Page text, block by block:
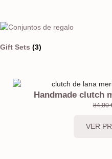
Gift Sets (3)
Handmade clutch
84,00
VER